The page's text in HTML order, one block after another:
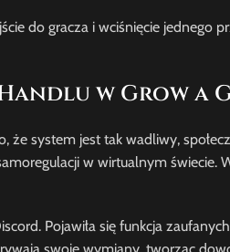
do gracza i wciśnięcie jednego
w Grow a
system jest tak wadliwy,
w wirtualnym
Pojawiła się funkcja